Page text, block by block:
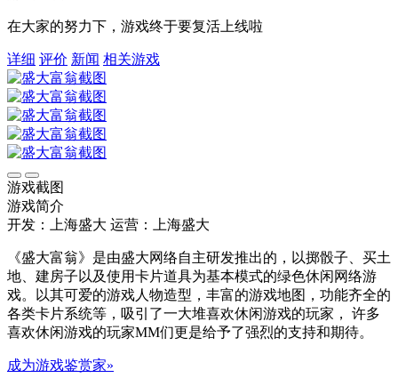
在大家的努力下，游戏终于要复活上线啦
详细 评价 新闻 相关游戏
游戏截图
游戏简介
开发：上海盛大 运营：上海盛大
《盛大富翁》是由盛大网络自主研发推出的，以掷骰子、买土
地、建房子以及使用卡片道具为基本模式的绿色休闲网络游
戏。以其可爱的游戏人物造型，丰富的游戏地图，功能齐全的
各类卡片系统等，吸引了一大堆喜欢休闲游戏的玩家， 许多
喜欢休闲游戏的玩家MM们更是给予了强烈的支持和期待。
成为游戏鉴赏家»